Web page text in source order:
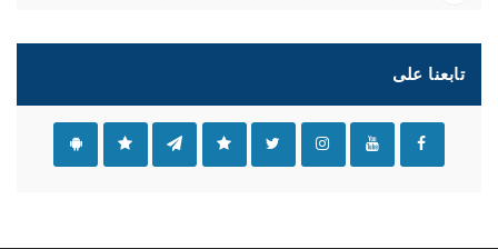
تابعنا على